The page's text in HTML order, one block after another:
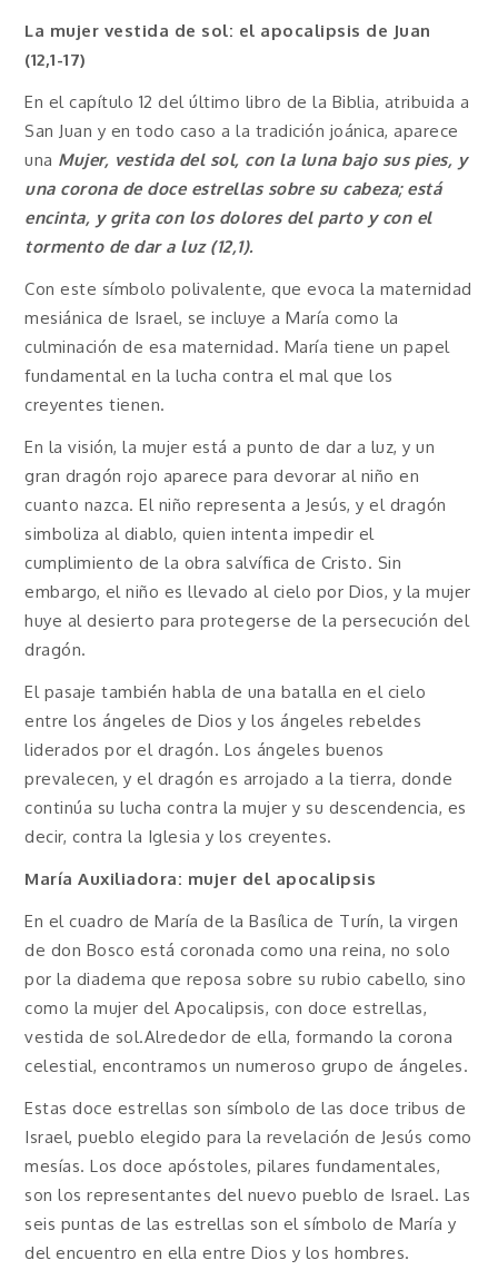
La mujer vestida de sol: el apocalipsis de Juan
(12,1-17)
En el capítulo 12 del último libro de la Biblia, atribuida a
San Juan y en todo caso a la tradición joánica, aparece
una Mujer, vestida del sol, con la luna bajo sus pies, y
una corona de doce estrellas sobre su cabeza; está
encinta, y grita con los dolores del parto y con el
tormento de dar a luz (12,1).
Con este símbolo polivalente, que evoca la maternidad
mesiánica de Israel, se incluye a María como la
culminación de esa maternidad. María tiene un papel
fundamental en la lucha contra el mal que los
creyentes tienen.
En la visión, la mujer está a punto de dar a luz, y un
gran dragón rojo aparece para devorar al niño en
cuanto nazca. El niño representa a Jesús, y el dragón
simboliza al diablo, quien intenta impedir el
cumplimiento de la obra salvífica de Cristo. Sin
embargo, el niño es llevado al cielo por Dios, y la mujer
huye al desierto para protegerse de la persecución del
dragón.
El pasaje también habla de una batalla en el cielo
entre los ángeles de Dios y los ángeles rebeldes
liderados por el dragón. Los ángeles buenos
prevalecen, y el dragón es arrojado a la tierra, donde
continúa su lucha contra la mujer y su descendencia, es
decir, contra la Iglesia y los creyentes.
María Auxiliadora: mujer del apocalipsis
En el cuadro de María de la Basílica de Turín, la virgen
de don Bosco está coronada como una reina, no solo
por la diadema que reposa sobre su rubio cabello, sino
como la mujer del Apocalipsis, con doce estrellas,
vestida de sol.Alrededor de ella, formando la corona
celestial, encontramos un numeroso grupo de ángeles.
Estas doce estrellas son símbolo de las doce tribus de
Israel, pueblo elegido para la revelación de Jesús como
mesías. Los doce apóstoles, pilares fundamentales,
son los representantes del nuevo pueblo de Israel. Las
seis puntas de las estrellas son el símbolo de María y
del encuentro en ella entre Dios y los hombres.